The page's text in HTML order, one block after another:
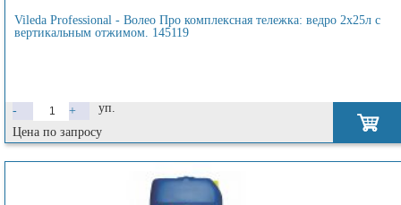
Vileda Professional - Волео Про комплексная тележка: ведро 2х25л с
вертикальным отжимом. 145119
- +
уп.
Цена по запросу